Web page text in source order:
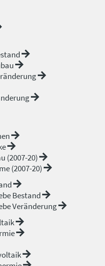
(2007-20)
(2007-20)
Bestand
Veränderung